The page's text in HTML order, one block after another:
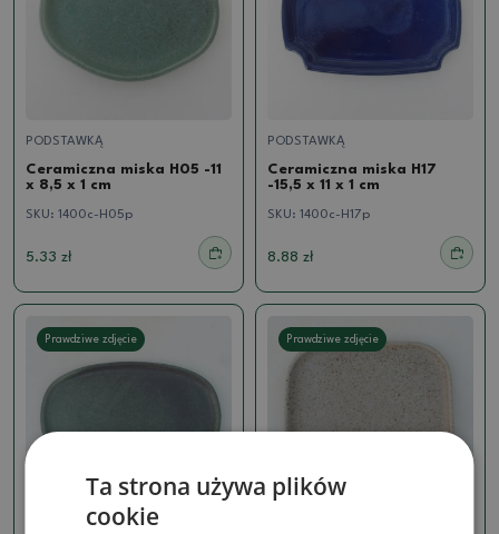
PODSTAWKĄ
Ceramiczna miska H05 -11
x 8,5 x 1 cm
SKU: 1400c-H05p
5.33 zł
PODSTAWKĄ
Ceramiczna miska H17
-15,5 x 11 x 1 cm
SKU: 1400c-H17p
8.88 zł
Prawdziwe zdjęcie Prawdziwe zdjęcie
Ta strona używa plików
cookie